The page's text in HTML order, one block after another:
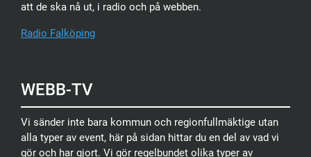
att de ska nå ut, i radio och på webben.
Radio Falköping
WEBB-TV
Vi sänder inte bara kommun och regionfullmäktige utan
alla typer av event, här på sidan hittar du en del av vad vi
gör och har gjort. Vi gör regelbundet olika typer av